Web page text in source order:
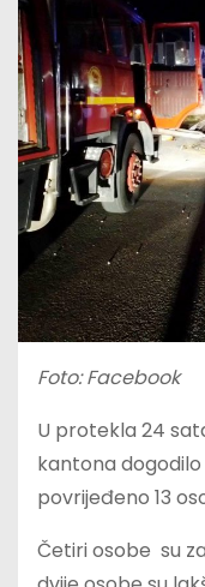
Foto: Facebook
U protekla 24
kantona dogodilo
povrijeđeno 13
Četiri osobe su